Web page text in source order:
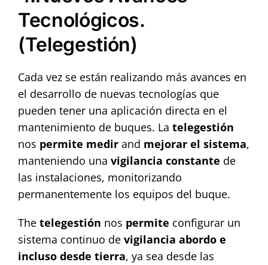
Tecnológicos.
(Telegestión)
Cada vez se están realizando más avances en
el desarrollo de nuevas tecnologías que
pueden tener una aplicación directa en el
mantenimiento de buques. La telegestión
nos permite medirand mejorar el sistema,
manteniendo una vigilancia constante de
las instalaciones, monitorizando
permanentemente los equipos del buque.
The telegestión nos permite configurar un
sistema continuo devigilancia abordo e
incluso desde tierra, ya sea desde las